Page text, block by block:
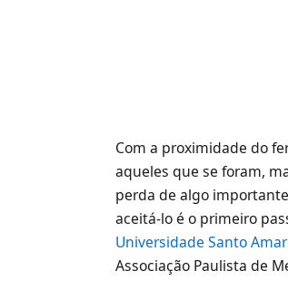
Com a proximidade do
aqueles que se foram,
perda de algo
aceitá-lo é o primeiro
Universidade Santo
Associação Paulista de